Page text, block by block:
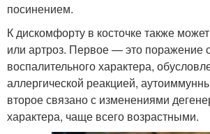
посинением.
К дискомфорту в косточке также
или артроз. Первое — это поражение
воспалительного характера,
аллергической реакцией,
второе связано с изменениями
характера, чаще всего возрастными.